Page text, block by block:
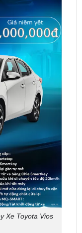
Xe Toyota Vios